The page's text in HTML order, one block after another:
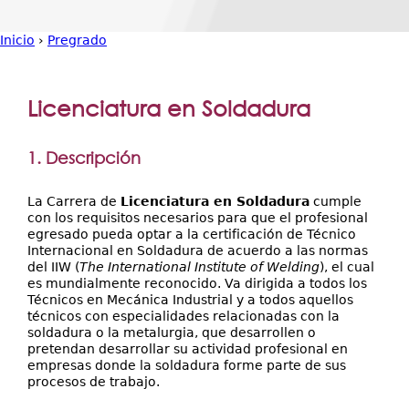
Secretarías
está
Inicio › Pregrado
Licenciatura en Soldadura
1. Descripción
La Carrera de Licenciatura en Soldadura cumple
con los requisitos necesarios para que el profesional
egresado pueda optar a la certificación de Técnico
Internacional en Soldadura de acuerdo a las normas
del IIW (The International Institute of Welding), el cual
es mundialmente reconocido. Va dirigida a todos los
Técnicos en Mecánica Industrial y a todos aquellos
técnicos con especialidades relacionadas con la
soldadura o la metalurgia, que desarrollen o
pretendan desarrollar su actividad profesional en
empresas donde la soldadura forme parte de sus
procesos de trabajo.